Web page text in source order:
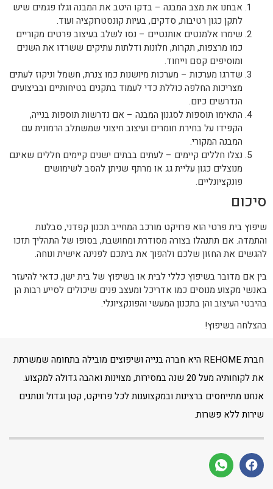
אבחנו את מצב המבנה – בדקו היטב את המבנה וגלו פגמים שיש
לתקן כגון רטיבות, סדקים, בעיות קונסטרוקציה ועוד.
שימרו אלמנטים אותנטיים – נסו לשלב בעיצוב פרטים מקוריים
כמו מרצפות, תקרות, חלונות ודלתות עתיקים ששרדו את השנים
ומוסיפים קסם וייחוד.
שדרגו מערכות – מערכות מיושנות כמו צנרת, חשמל וניקוז לעתים
מצריכות החלפה כוללת כדי לעמוד בתקנים בטיחותיים ובביצועים
הנדרשים כיום.
התאימו תוספות לסגנון המבנה – אם נדרשות תוספות בנייה,
הקפידו על בחירת חומרים ועיצוב חיצוני שמשתלב הרמונית עם
המבנה המקורי.
נצלו חללים קיימים – לעתים בבתים ישנים קיימים חללים שאינם
מנוצלים כגון עליית גג או מרתף שניתן להסב לשימושים
פונקציונליים.
סיכום
שיפוץ בית פרטי הוא פרויקט מורכב המחייב תכנון קפדני, סבלנות
והתמדה. אם תתנהלו בצורה מסודרת ומחושבת, בסופו של התהליך תזכו
להגשים את החזון שלכם ולהפוך את ביתכם לפנינה אישית ונוחה.
בין אם מדובר בשיפוץ כללי לבית או בשיפוץ של בית ישן, כדאי להיעזר
באנשי מקצוע מנוסים כמו אדריכל ומעצב פנים שיכולים לסייע רבות הן
בהיבטי העיצוב והן בתכנון המעשי והפונקציונלי.
בהצלחה בשיפוץ!
חברת REHOME היא חברה בנייה ושיפוצים מובילה בתחומה שמשרתת
את לקוחותיה מעל 20 שנה במסירות, מצוינות ואהבה גדולה למקצוע.
אנחנו מתייחסים ברצינות ובמקצוענות לכל פרויקט, קטן וגדול ונותנים
שירות ללא פשרות.